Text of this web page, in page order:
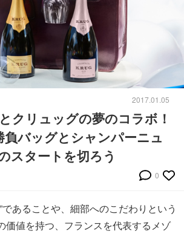
2017.01.05
クリュッグの夢のコラボ！
負バッグとシャンパーニュ
スタートを切ろう
0
であることや、細部へのこだわりという
価値を持つ、フランスを代表するメゾ